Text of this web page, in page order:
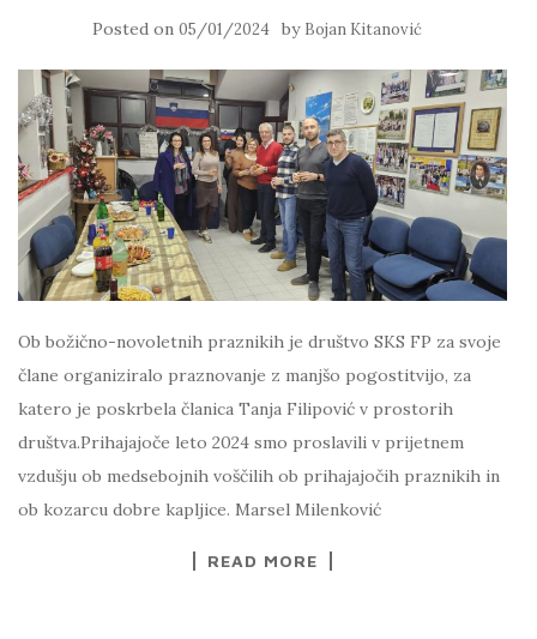
Posted on 05/01/2024 by Bojan Kitanović
Ob božično-novoletnih praznikih je društvo SKS FP za svoje
člane organiziralo praznovanje z manjšo pogostitvijo, za
katero je poskrbela članica Tanja Filipović v prostorih
društva.Prihajajoče leto 2024 smo proslavili v prijetnem
vzdušju ob medsebojnih voščilih ob prihajajočih praznikih in
ob kozarcu dobre kapljice. Marsel Milenković
READ MORE